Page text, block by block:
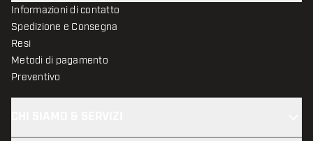
Informazioni di contatto
Spedizione e Consegna
Resi
Metodi di pagamento
Preventivo